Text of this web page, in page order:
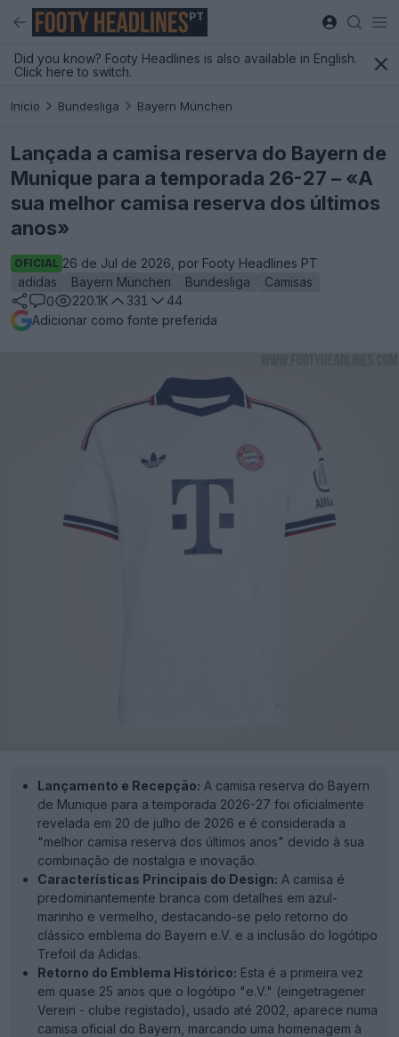
PT
Did you know? Footy Headlines is also available in English.
Click here to switch.
Início Bundesliga Bayern München
Lançada a camisa reserva do Bayern de
Munique para a temporada 26-27 – «A
sua melhor camisa reserva dos últimos
anos»
OFICIAL 26 de Jul de 2026, por Footy Headlines PT
adidas
Bayern München Bundesliga
Camisas
0
220.1K 331
44
Adicionar como fonte preferida
Lançamento e Recepção: A camisa reserva do Bayern
de Munique para a temporada 2026-27 foi oficialmente
revelada em 20 de julho de 2026 e é considerada a
"melhor camisa reserva dos últimos anos" devido à sua
combinação de nostalgia e inovação.
Características Principais do Design: A camisa é
predominantemente branca com detalhes em azul-
marinho e vermelho, destacando-se pelo retorno do
clássico emblema do Bayern e.V. e a inclusão do logótipo
Trefoil da Adidas.
Retorno do Emblema Histórico: Esta é a primeira vez
em quase 25 anos que o logótipo "e.V." (eingetragener
Verein - clube registado), usado até 2002, aparece numa
camisa oficial do Bayern, marcando uma homenagem à